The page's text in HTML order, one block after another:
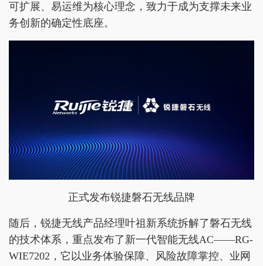
可扩展、易运维为核心理念，致力于成为支撑未来业
务创新的确定性底座。
正式发布锐捷磐石无线品牌
随后，锐捷无线产品经理叶祖新系统拆解了磐石无线
的技术体系，重点发布了新一代智能无线AC——RG-
WIE7202，它以业务体验保障、风险故障掌控、业网